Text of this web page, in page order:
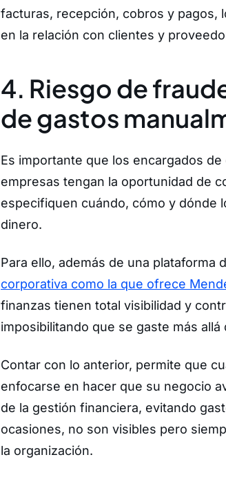
facturas, recepción, cobros y pagos,
en la relación con clientes y
4. Riesgo de
de gastos
Es importante que los encargados
empresas tengan la oportunidad de
especifiquen cuándo, cómo y dónde
dinero.
Para ello, además de una plataforma
corporativa como la que ofrece
finanzas tienen total visibilidad y
imposibilitando que se gaste más
Contar con lo anterior, permite que
enfocarse en hacer que su negocio
de la gestión financiera, evitando
ocasiones, no son visibles pero
la organización.